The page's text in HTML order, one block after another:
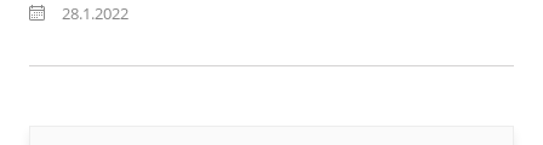
28.1.2022